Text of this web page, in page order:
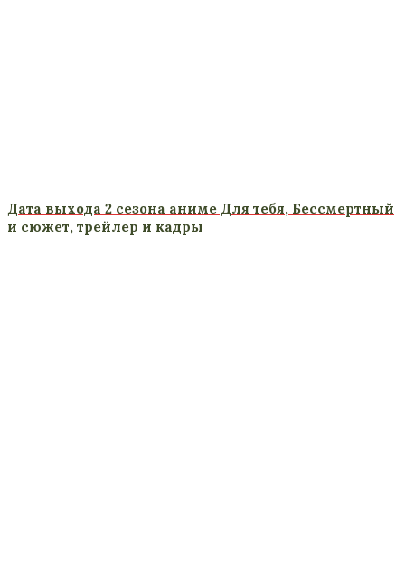
Дата выхода 2 сезона аниме Для тебя, Бессмертный
и сюжет, трейлер и кадры